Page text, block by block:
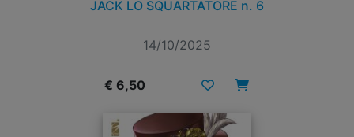
JACK LO SQUARTATORE n. 6
14/10/2025
€ 6,50